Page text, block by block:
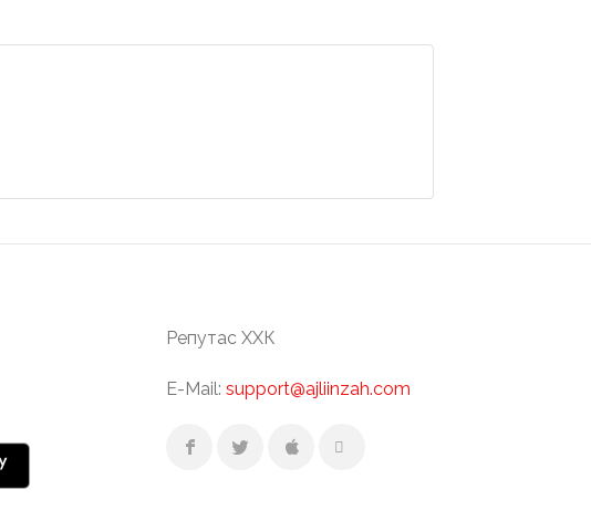
Репутас ХХК
E-Mail: support@ajliinzah.com